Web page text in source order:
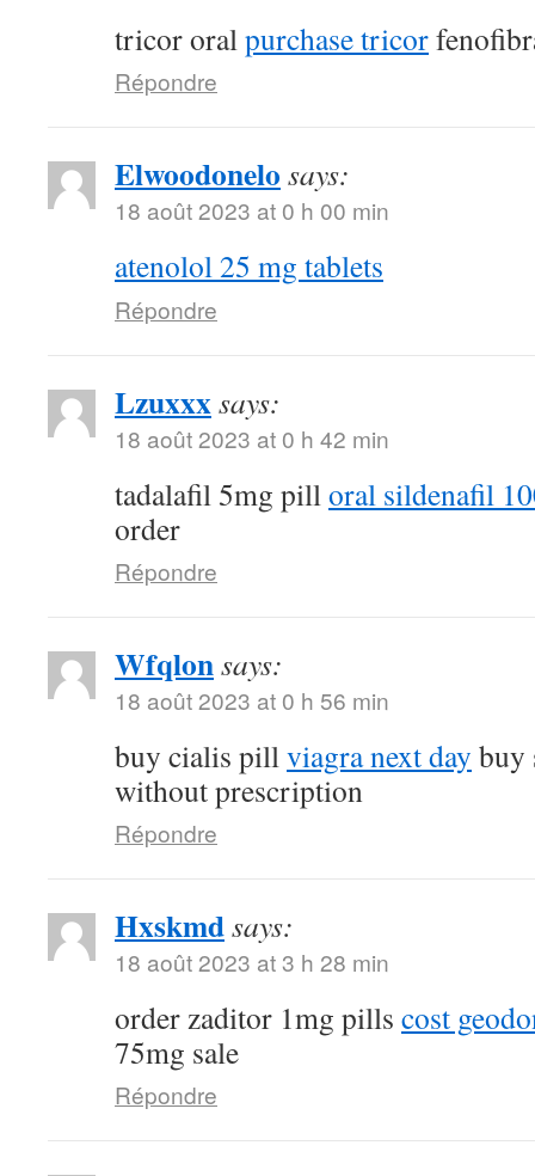
tricor oralpurchase tricor
Répondre
Elwoodonelo says:
18 août 2023 at 0 h 00 min
atenolol 25 mg tablets
Répondre
Lzuxxxsays:
18 août 2023 at 0 h 42 min
tadalafil 5mg pilloral sildenafil
order
Répondre
Wfqlonsays:
18 août 2023 at 0 h 56 min
buy cialis pillviagra next day buy
without prescription
Répondre
Hxskmdsays:
18 août 2023 at 3 h 28 min
order zaditor 1mg pills cost
75mg sale
Répondre